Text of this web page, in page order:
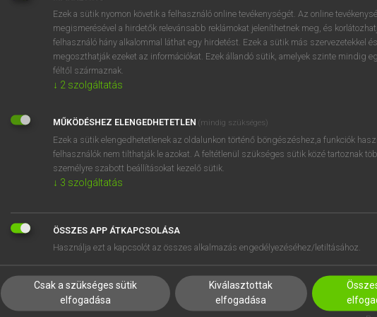
BELÉPÉS
próbaverziójának
regisztrálok ésbelépek.
REGISZTRÁCIÓ
EGYÉNI FELHASZNÁLÓKNAK
TANULÓKNAK
VÁLLALATI MEGOLDÁSOK
SÚGÓ
RÓLUNK
SÜTI BEÁLLÍTÁSOK
Ezek a sütik nyomon követik a felhasználó online tevékenységét. Az online
megismerésével a hirdetők relevánsabb reklámokat jeleníthetnek meg, és
felhasználó hány alkalommal láthat egy hirdetést. Ezek a sütik más szervezetekkel
megoszthatják ezeket az információkat. Ezek állandó sütik, amelyek szinte mindig
féltől származnak.
↓ 2 szolgáltatás
MŰKÖDÉSHEZ ELENGEDHETETLEN (mindig szükséges)
Ezek a sütik elengedhetetlenek az oldalunkon történő böngészéshez,a funkciók
felhasználók nem tilthatják le azokat. A feltétlenül szükséges sütik közé tartoznak
személyre szabott beállításokat kezelő sütik.
↓ 3 szolgáltatás
ÖSSZES APP ÁTKAPCSOLÁSA
Használja ezt a kapcsolót az összes alkalmazás engedélyezéséhez/letiltásához.
Csak a szükséges sütik
elfogadása
Kiválasztottak
elfogadása